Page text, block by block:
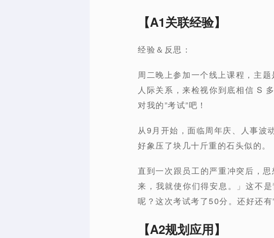
【A1关联经验】
经验＆反思：
周二晚上参加一个线上课程，主
人际关系，来检视你到底相信 S
对我的”考试”吧！
从9月开始，面临周年庆、人事波
好象压了块几十斤重的石头似的。
直到一次跟员工的严重冲突后，
来，我就使你们得安息。」这不
呢？这次考试考了50分。还好还
【A2规划应用】